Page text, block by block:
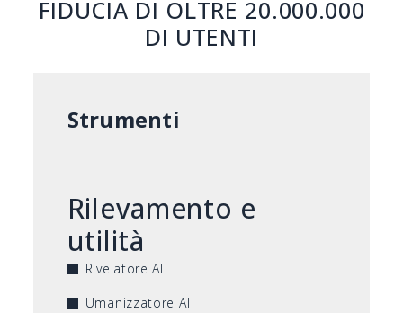
FIDUCIA DI OLTRE 20.000.000
DI UTENTI
Strumenti
Rilevamento e
utilità
Rivelatore AI
Umanizzatore AI